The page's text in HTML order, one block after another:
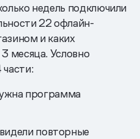
недель подключили
22 офлайн-
и каких
месяца. Условно
программа
повторные